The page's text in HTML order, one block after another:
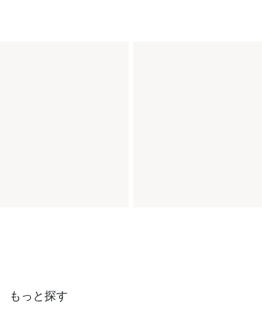
もっと探す